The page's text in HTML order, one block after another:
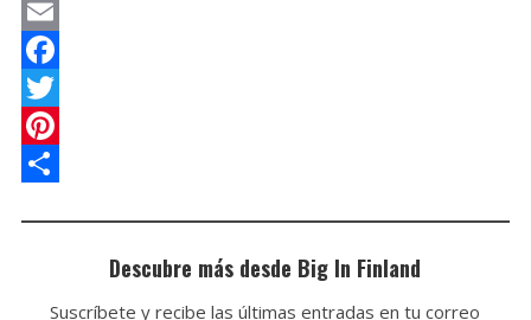
h
a
t
s
A
P
o
c
k
e
E
m
a
F
a
c
T
w
P
Descubre más desde Big In Finland
Suscríbete y recibe las últimas entradas en tu correo